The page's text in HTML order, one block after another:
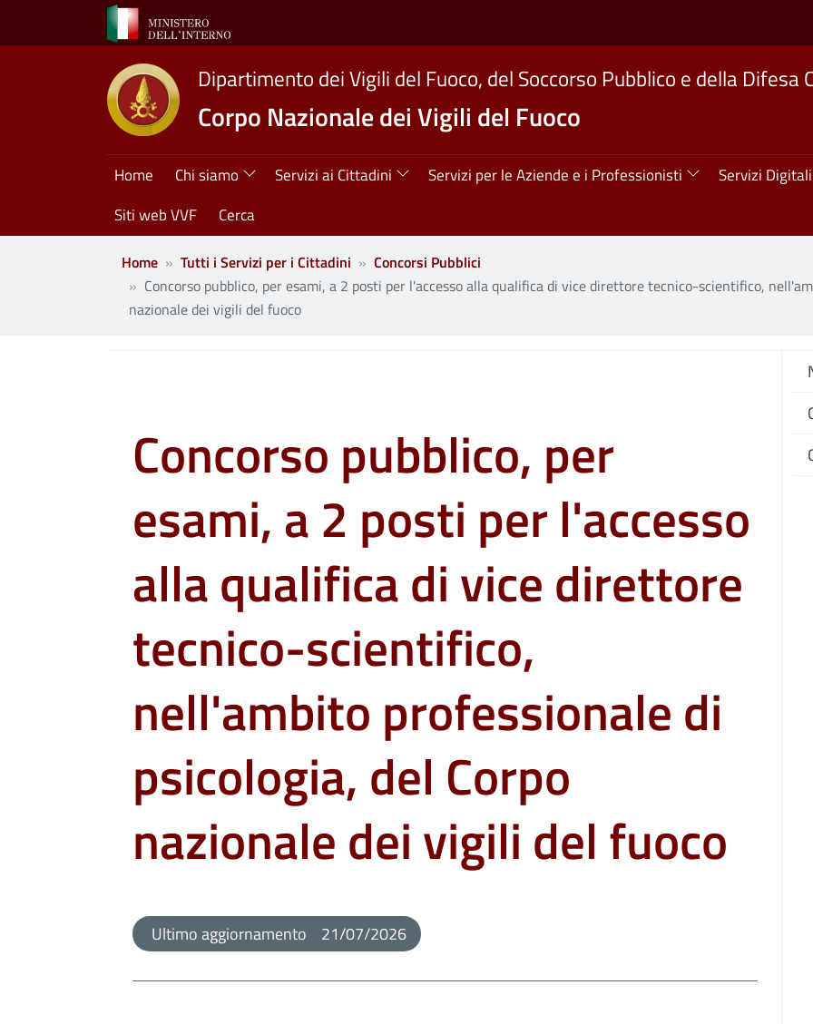
Salta al contenuto principale
Dipartimento dei Vigili del Fuoco, del Soccorso Pubblico e della Difesa
Corpo Nazionale dei Vigili del Fuoco
Navigazione principale
Home Chi siamo Servizi ai Cittadini Servizi per le Aziende e i Professionisti Servizi Digitali
Siti web VVF
Cerca
Home Tutti i Servizi per i Cittadini
Concorsi Pubblici
Concorso pubblico, per esami, a 2 posti per l'accesso alla qualifica di vice direttore tecnico-scientifico,
nazionale dei vigili del fuoco
Concorso pubblico, per
esami, a 2 posti per l'accesso
alla qualifica di vice direttore
tecnico-scientifico,
nell'ambito professionale di
psicologia, del Corpo
nazionale dei vigili del fuoco
Ultimo aggiornamento 21/07/2026